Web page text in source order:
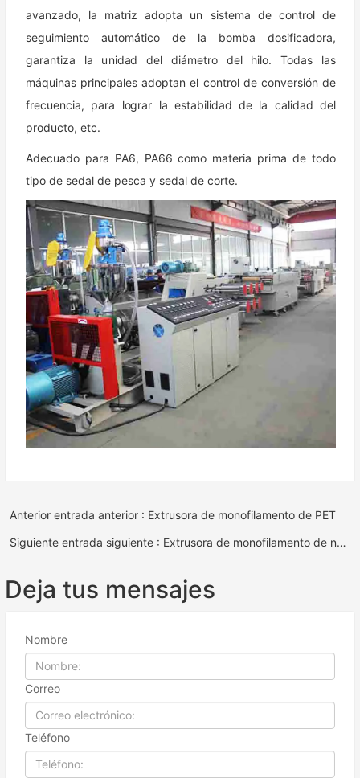
avanzado, la matriz adopta un sistema de control de
seguimiento automático de la bomba dosificadora,
garantiza la unidad del diámetro del hilo. Todas las
máquinas principales adoptan el control de conversión de
frecuencia, para lograr la estabilidad de la calidad del
producto, etc.
Adecuado para PA6, PA66 como materia prima de todo
tipo de sedal de pesca y sedal de corte.
Anterior entrada anterior : Extrusora de monofilamento de PET
Siguiente entrada siguiente : Extrusora de monofilamento de nailon
Deja tus mensajes
Nombre
Correo
Teléfono